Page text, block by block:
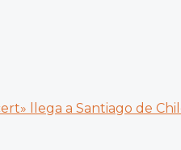
llega a Santiago de